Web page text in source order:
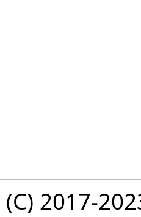
(C) 2017-